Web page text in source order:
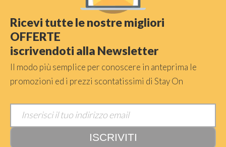
Ricevi tutte le nostre migliori
OFFERTE
iscrivendoti alla Newsletter
Il modo più semplice per conoscere in anteprima le
promozioni ed i prezzi scontatissimi di Stay On